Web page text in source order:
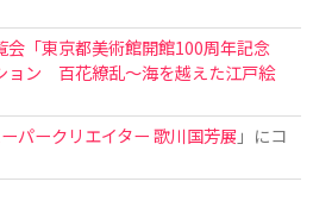
会「東京都美術館開館100周年記念
ョン 百花繚乱〜海を越えた江戸絵
パークリエイター 歌川国芳展 」にコ